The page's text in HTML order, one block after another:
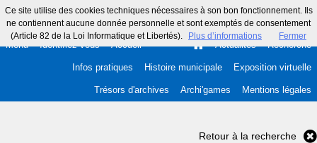
Ce site utilise des cookies techniques nécessaires à son bon fonctionnement. Ils
ne contiennent aucune donnée personnelle et sont exemptés de consentement
(Article 82 de la Loi Informatique et Libertés).
Plus d’informations Fermer
Menu Identifiez-vous Accueil Actualités Recherche
Infos pratiques Histoire municipale Exposition virtuelle
Trésors d'archives Archi'games Mentions légales
Retour à la recherche